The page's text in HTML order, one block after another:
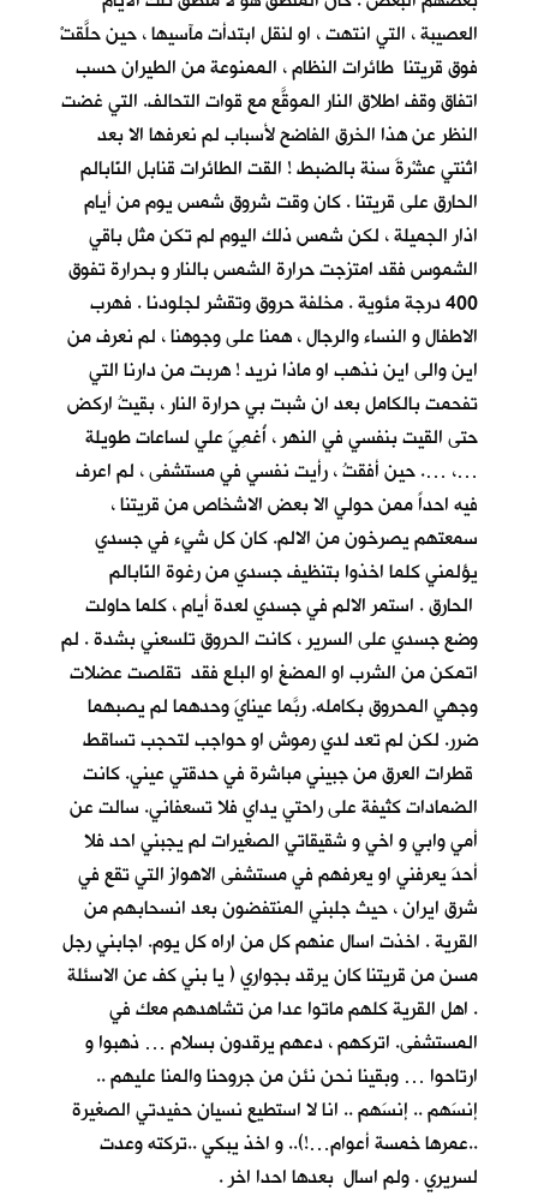
العصيبة ، التي انتهت ، او لنقل ابتدأت مآسيها ، حين حلَّقتْ
فوق قريتنا طائرات النظام ، الممنوعة من الطيران حسب
اتفاق وقف اطلاق النار الموقَّع مع قوات التحالف. التي غضت
النظر عن هذا الخرق الفاضح لأسباب لم نعرفها الا بعد
اثنتي عشْرةَ سنة بالضبط ! القت الطائرات قنابل النّابالم
الحارق على قريتنا . كان وقت شروق شمس يوم من أيام
اذار الجميلة ، لكن شمس ذلك اليوم لم تكن مثل باقي
الشموس فقد امتزجت حرارة الشمس بالنار و بحرارة تفوق
400 درجة مئوية . مخلفة حروق وتقشر لجلودنا . فهرب
الاطفال و النساء والرجال ، همنا على وجوهنا ، لم نعرف من
اين والى اين نذهب او ماذا نريد ! هربت من دارنا التي
تفحمت بالكامل بعد ان شبت بي حرارة النار ، بقيتُ اركض
حتى القيت بنفسي في النهر ، أُغمِيَ علي لساعات طويلة
…، …. حين أفقتُ ، رأيت نفسي في مستشفى ، لم اعرف
فيه احداً ممن حولي الا بعض الاشخاص من قريتنا ،
سمعتهم يصرخون من الالم. كان كل شيء في جسدي
يؤلمني كلما اخذوا بتنظيف جسدي من رغوة النّابالم
الحارق . استمر الالم في جسدي لعدة أيام ، كلما حاولت
وضع جسدي على السرير ، كانت الحروق تلسعني بشدة . لم
اتمكن من الشرب او المضغ او البلع فقد تقلصت عضلات
وجهي المحروق بكامله. ربَّما عينايَ وحدهما لم يصبهما
ضرر. لكن لم تعد لدي رموش او حواجب لتحجب تساقط
قطرات العرق من جبيني مباشرة في حدقتي عيني. كانت
الضمادات كثيفة على راحتي يداي فلا تسعفاني. سالت عن
أمي وابي و اخي و شقيقاتي الصغيرات لم يجبني احد فلا
أحدَ يعرفني او يعرفهم في مستشفى الاهواز التي تقع في
شرق ايران ، حيث جلبني المنتفضون بعد انسحابهم من
القرية . اخذت اسال عنهم كل من اراه كل يوم. اجابني رجل
مسن من قريتنا كان يرقد بجواري ( يا بني كف عن الاسئلة
. اهل القرية كلهم ماتوا عدا من تشاهدهم معك في
المستشفى. اتركهم ، دعهم يرقدون بسلام … ذهبوا و
ارتاحوا … وبقينا نحن نئن من جروحنا والمنا عليهم ..
إنسَهم .. إنسَهم .. انا لا استطيع نسيان حفيدتي الصغيرة
..عمرها خمسة أعوام…!).. و اخذ يبكي ..تركته وعدت
لسريري . ولم اسال بعدها احدا اخر .